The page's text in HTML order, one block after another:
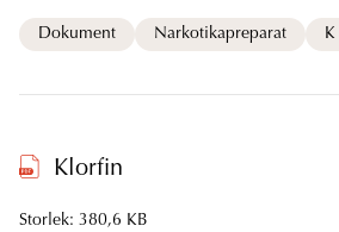
Dokument Narkotikapreparat K
Klorfin
Storlek: 380,6 KB